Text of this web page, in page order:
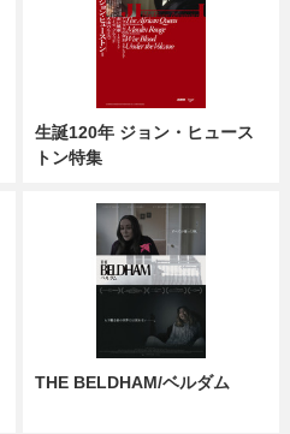
生誕120年 ジョン・ヒュース
トン特集
THE BELDHAM/ベルダム